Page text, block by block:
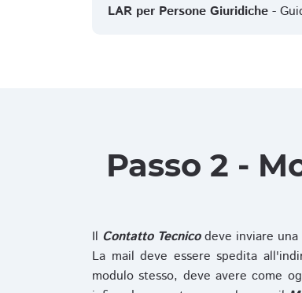
LAR per Persone Giuridiche -
Passo 2 -
Il Contatto Tecnicodeve inviare
La mail deve essere spedita
modulo stesso, deve avere come